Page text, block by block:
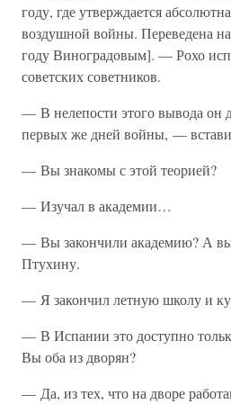
году, где утверждается
воздушной войны. Переведена
году Виноградовым]. — Рохо
советских советников.
— В нелепости этого вывода он
первых же дней войны, —
— Вы знакомы с этой теорией?
— Изучал в академии…
— Вы закончили академию? А
Птухину.
— Я закончил летную школу и
— В Испании это доступно
Вы оба из дворян?
— Да, из тех, что на дворе